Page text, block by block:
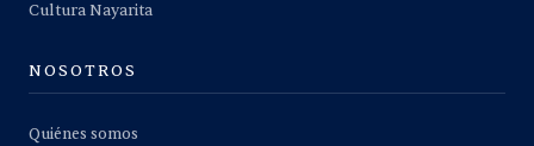
Cultura Nayarita
NOSOTROS
Quiénes somos